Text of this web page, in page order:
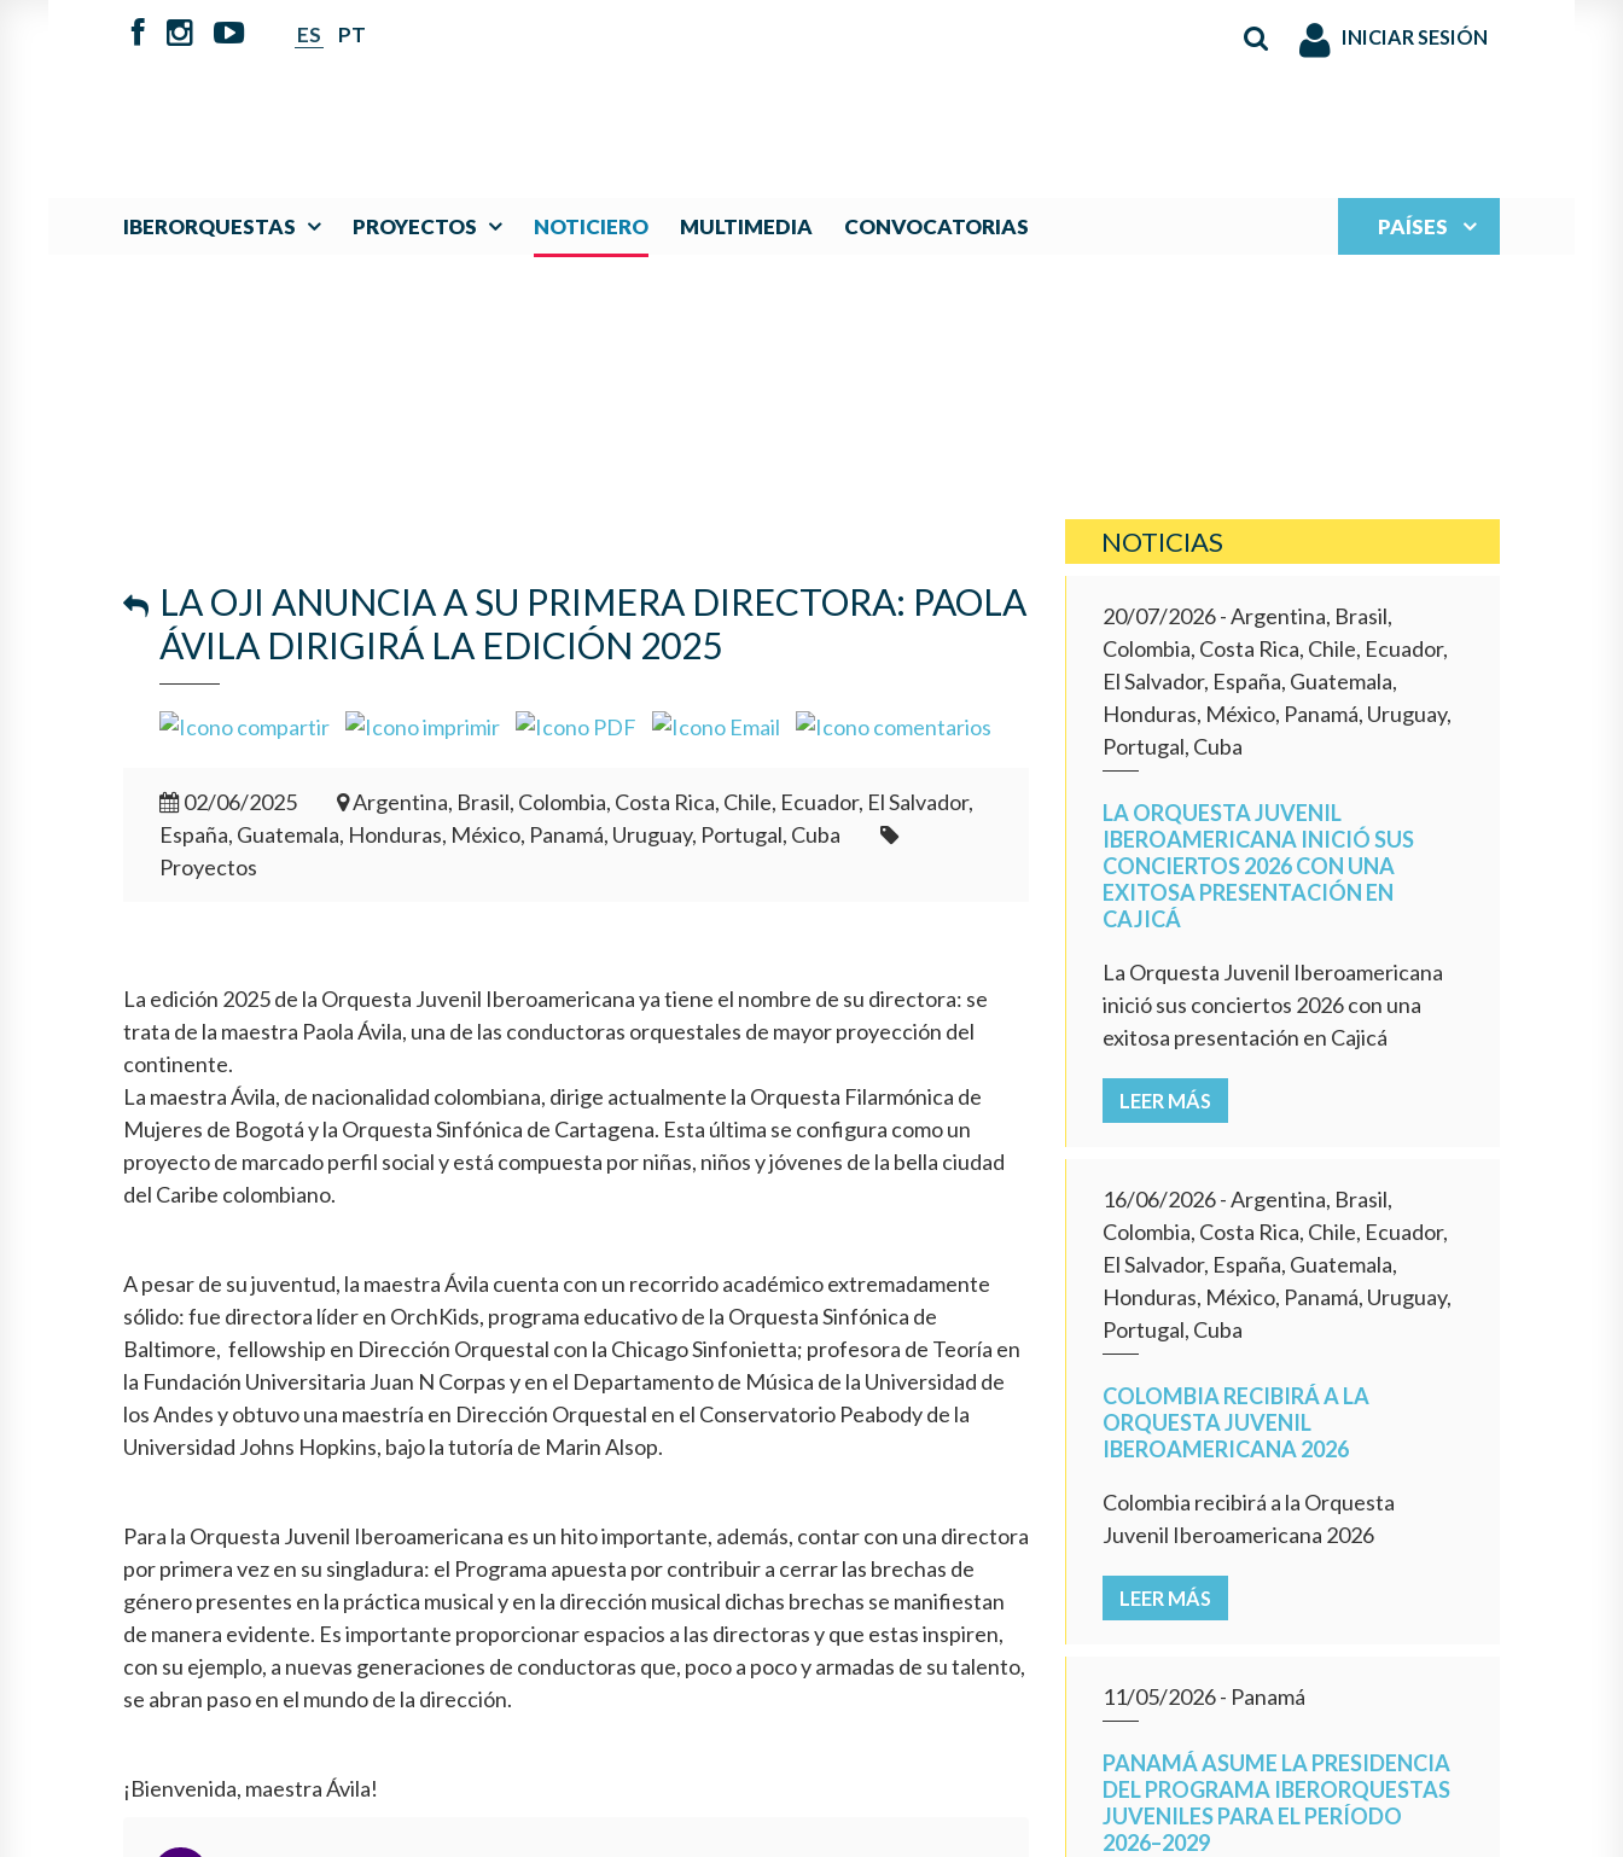
ES PT INICIAR SESIÓN
IBERORQUESTAS PROYECTOS NOTICIERO MULTIMEDIA CONVOCATORIAS PAÍSES
LA OJI ANUNCIA A SU PRIMERA DIRECTORA: PAOLA
ÁVILA DIRIGIRÁ LA EDICIÓN 2025
02/06/2025
Argentina, Brasil, Colombia, Costa Rica, Chile, Ecuador, El Salvador,
España, Guatemala, Honduras, México, Panamá, Uruguay, Portugal, Cuba
Proyectos
La edición 2025 de la Orquesta Juvenil Iberoamericana ya tiene el nombre de su directora: se
trata de la maestra Paola Ávila, una de las conductoras orquestales de mayor proyección del
continente.
La maestra Ávila, de nacionalidad colombiana, dirige actualmente la Orquesta Filarmónica de
Mujeres de Bogotá y la Orquesta Sinfónica de Cartagena. Esta última se configura como un
proyecto de marcado perfil social y está compuesta por niñas, niños y jóvenes de la bella ciudad
del Caribe colombiano.
A pesar de su juventud, la maestra Ávila cuenta con un recorrido académico extremadamente
sólido: fue directora líder en OrchKids, programa educativo de la Orquesta Sinfónica de
Baltimore, fellowship en Dirección Orquestal con la Chicago Sinfonietta; profesora de Teoría en
la Fundación Universitaria Juan N Corpas y en el Departamento de Música de la Universidad de
los Andes y obtuvo una maestría en Dirección Orquestal en el Conservatorio Peabody de la
Universidad Johns Hopkins, bajo la tutoría de Marin Alsop.
Para la Orquesta Juvenil Iberoamericana es un hito importante, además, contar con una directora
por primera vez en su singladura: el Programa apuesta por contribuir a cerrar las brechas de
género presentes en la práctica musical y en la dirección musical dichas brechas se manifiestan
de manera evidente. Es importante proporcionar espacios a las directoras y que estas inspiren,
con su ejemplo, a nuevas generaciones de conductoras que, poco a poco y armadas de su talento,
se abran paso en el mundo de la dirección.
¡Bienvenida, maestra Ávila!
NOTICIAS
20/07/2026- Argentina, Brasil,
Colombia, Costa Rica, Chile, Ecuador,
El Salvador, España, Guatemala,
Honduras, México, Panamá, Uruguay,
Portugal, Cuba
LA ORQUESTA JUVENIL
IBEROAMERICANA INICIÓ SUS
CONCIERTOS 2026 CON UNA
EXITOSA PRESENTACIÓN EN
CAJICÁ
La Orquesta Juvenil Iberoamericana
inició sus conciertos 2026 con una
exitosa presentación en Cajicá
LEER MÁS
16/06/2026- Argentina, Brasil,
Colombia, Costa Rica, Chile, Ecuador,
El Salvador, España, Guatemala,
Honduras, México, Panamá, Uruguay,
Portugal, Cuba
COLOMBIA RECIBIRÁ A LA
ORQUESTA JUVENIL
IBEROAMERICANA 2026
Colombia recibirá a la Orquesta
Juvenil Iberoamericana 2026
LEER MÁS
11/05/2026- Panamá
PANAMÁ ASUME LA PRESIDENCIA
DEL PROGRAMA IBERORQUESTAS
JUVENILES PARA EL PERÍODO
2026–2029